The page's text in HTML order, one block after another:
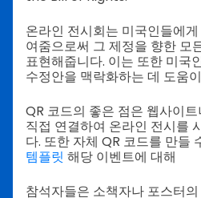
온라인 전시회는 미국인들에
여줌으로써 그 제정을 향한 모
표현해줍니다. 이는 또한 미국
수정안을 맥락화하는 데 도움
QR 코드의 좋은 점은 웹사이
직접 연결하여 온라인 전시를
다. 또한 자체 QR 코드를 만들
템플릿 해당 이벤트에 대해
참석자들은 소책자나 포스터